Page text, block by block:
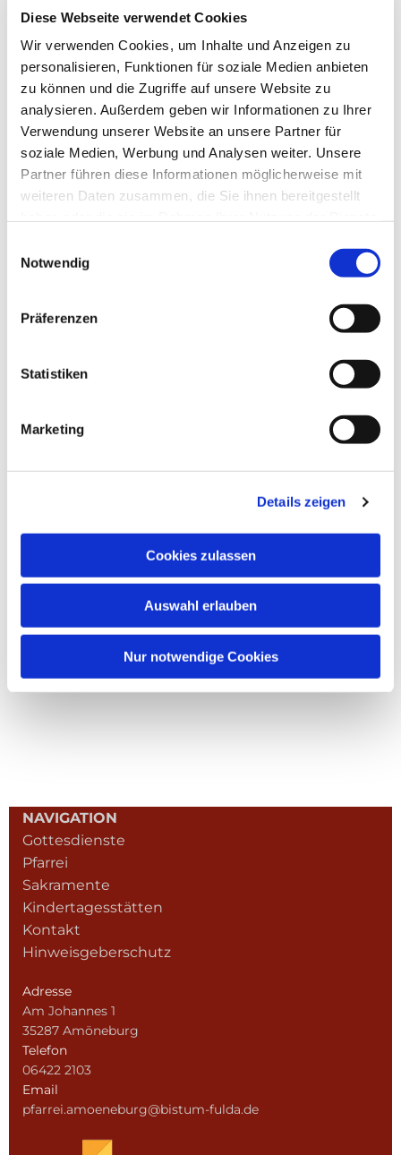
Diese Webseite verwendet Cookies
Wir verwenden Cookies, um Inhalte und Anzeigen zu
personalisieren, Funktionen für soziale Medien anbieten
zu können und die Zugriffe auf unsere Website zu
analysieren. Außerdem geben wir Informationen zu Ihrer
Verwendung unserer Website an unsere Partner für
soziale Medien, Werbung und Analysen weiter. Unsere
Partner führen diese Informationen möglicherweise mit
weiteren Daten zusammen, die Sie ihnen bereitgestellt
Notwendig
Präferenzen
Statistiken
Marketing
Details zeigen
Cookies zulassen
Auswahl erlauben
Nur notwendige Cookies
NAVIGATION
Gottesdienste
Pfarrei
Sakramente
Kindertagesstätten
Kontakt
Hinweisgeberschutz
Adresse
Am Johannes 1
35287 Amöneburg
Telefon
06422 2103
Email
pfarrei.amoeneburg@bistum-fulda.de